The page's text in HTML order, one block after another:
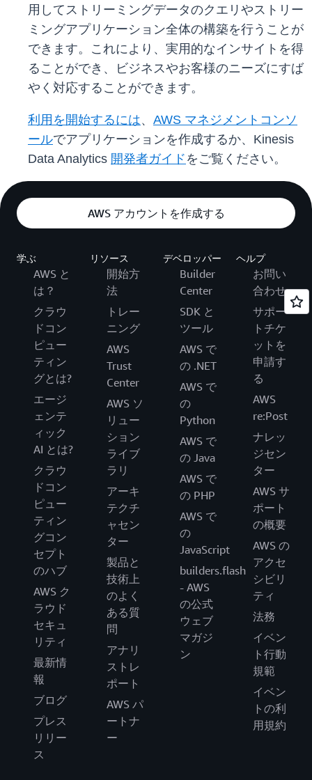
用してストリーミングデータのクエリやストリー
ミングアプリケーション全体の構築を行うことが
できます。これにより、実用的なインサイトを得
ることができ、ビジネスやお客様のニーズにすば
やく対応することができます。
利用を開始するには、 AWS マネジメントコンソ
ールでアプリケーションを作成するか、Kinesis
Data Analytics 開発者ガイド をご覧ください。
AWS アカウントを作成する
学ぶ
AWS と
は？
クラウ
ドコン
ピュー
ティン
グとは?
エージ
ェンテ
ィック
AI とは?
クラウ
ドコン
ピュー
ティン
グコン
セプト
のハブ
AWS ク
ラウド
セキュ
リティ
最新情
報
ブログ
プレス
リリー
ス
リソース
開始方
法
トレー
ニング
AWS
Trust
Center
AWS ソ
リュー
ション
ライブ
ラリ
アーキ
テクチ
ャセン
ター
製品と
技術上
のよく
ある質
問
アナリ
ストレ
ポート
AWS パ
ートナ
ー
デベロッパー
Builder
Center
SDK と
ツール
AWS で
の .NET
AWS で
の
Python
AWS で
の Java
AWS で
の PHP
AWS で
の
JavaScript
builders.flash
- AWS
の公式
ウェブ
マガジ
ン
ヘルプ
お問い
合わせ
サポー
トチケ
ットを
申請す
る
AWS
re:Post
ナレッ
ジセン
ター
AWS サ
ポート
の概要
AWS の
アクセ
シビリ
ティ
法務
イベン
ト行動
規範
イベン
トの利
用規約